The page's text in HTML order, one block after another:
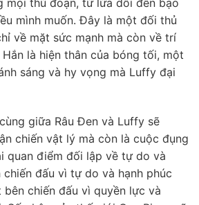
mọi thủ đoạn, từ lừa dối đến bạo
mình muốn. Đây là một đối thủ
về mặt sức mạnh mà còn về trí
là hiện thân của bóng tối, một
sáng và hy vọng mà Luffy đại
giữa Râu Đen và Luffy sẽ
chiến vật lý mà còn là cuộc đụng
quan điểm đối lập về tự do và
đấu vì tự do và hạnh phúc
chiến đấu vì quyền lực và